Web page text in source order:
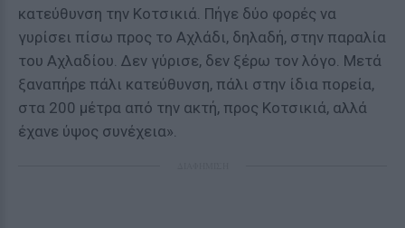
κατεύθυνση την Κοτσικιά. Πήγε δύο φορές να
γυρίσει πίσω προς το Αχλάδι, δηλαδή, στην παραλία
του Αχλαδίου. Δεν γύρισε, δεν ξέρω τον λόγο. Μετά
ξαναπήρε πάλι κατεύθυνση, πάλι στην ίδια πορεία,
στα 200 μέτρα από την ακτή, προς Κοτσικιά, αλλά
έχανε ύψος συνέχεια».